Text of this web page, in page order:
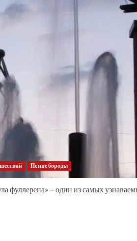
Пение бороды
фуллерена» – один из самых